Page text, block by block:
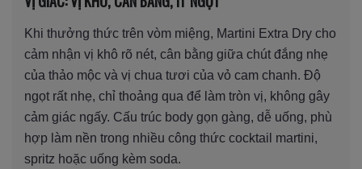
Khi thưởng thức trên vòm miệng, Martini Extra Dry cho
cảm nhận vị khô rõ nét, cân bằng giữa chút đắng nhẹ
của thảo mộc và vị chua tươi của vỏ cam chanh. Độ
ngọt rất nhẹ, chỉ thoảng qua để làm tròn vị, không gây
cảm giác ngấy. Cấu trúc body gọn gàng, dễ uống, phù
hợp làm nền trong nhiều công thức cocktail martini,
spritz hoặc uống kèm soda.